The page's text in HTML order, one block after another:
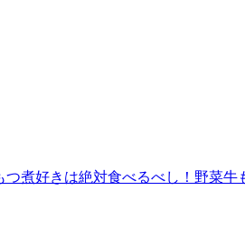
つ煮好きは絶対食べるべし！野菜